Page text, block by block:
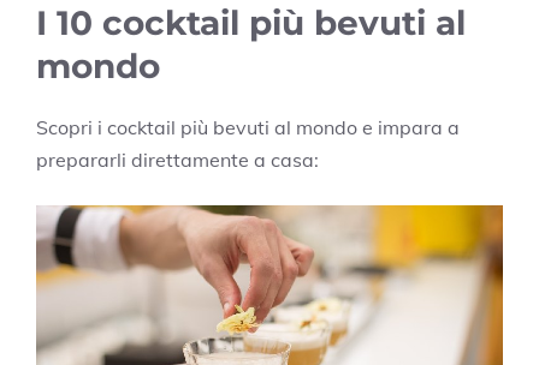
I 10 cocktail più bevuti al
mondo
Scopri i cocktail più bevuti al mondo e impara a
prepararli direttamente a casa: